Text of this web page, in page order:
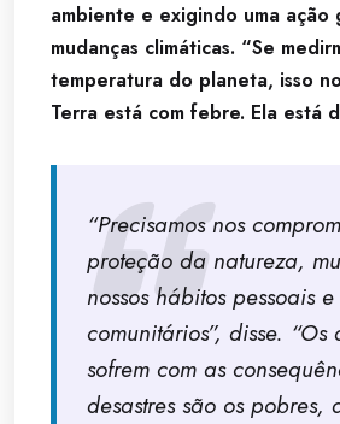
ambiente e exigindo uma ação
mudanças climáticas. “Se
temperatura do planeta, isso
Terra está com febre. Ela está
“Precisamos nos
proteção da natureza,
nossos hábitos pessoais e
comunitários”, disse. “Os
sofrem com as
desastres são os pobres,